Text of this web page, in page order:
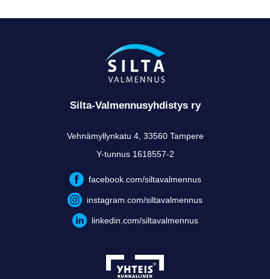
Silta-Valmennusyhdistys ry
Vehnämyllynkatu 4, 33560 Tampere
Y-tunnus 1618557-2
facebook.com/siltavalmennus
instagram.com/siltavalmennus
linkedin.com/siltavalmennus